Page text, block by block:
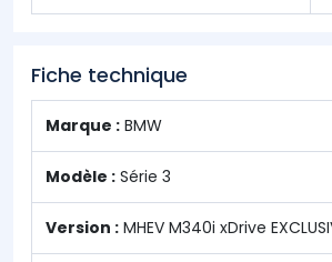
Fiche technique
Marque : BMW
Modèle : Série 3
Version : MHEV M340i xDrive